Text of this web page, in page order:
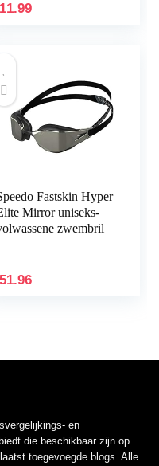
11.99
Fastskin Hyper
Mirror uniseks-
zwembril
51.96
en
die beschikbaar zijn op
toegevoegde blogs. Alle